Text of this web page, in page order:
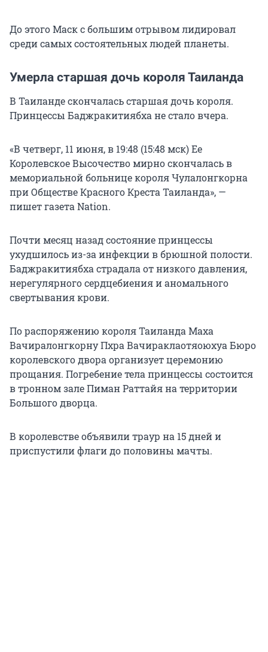
До этого Маск с большим отрывом лидировал
среди самых состоятельных людей планеты.
Умерла старшая дочь короля Таиланда
В Таиланде скончалась старшая дочь короля.
Принцессы Баджракитиябха не стало вчера.
«В четверг, 11 июня, в 19:48 (15:48 мск) Ее
Королевское Высочество мирно скончалась в
мемориальной больнице короля Чулалонгкорна
при Обществе Красного Креста Таиланда», —
пишет газета Nation.
Почти месяц назад состояние принцессы
ухудшилось из-за инфекции в брюшной полости.
Баджракитиябха страдала от низкого давления,
нерегулярного сердцебиения и аномального
свертывания крови.
По распоряжению короля Таиланда Маха
Вачиралонгкорну Пхра Вачираклаотяоюхуа Бюро
королевского двора организует церемонию
прощания. Погребение тела принцессы состоится
в тронном зале Пиман Раттайя на территории
Большого дворца.
В королевстве объявили траур на 15 дней и
приспустили флаги до половины мачты.